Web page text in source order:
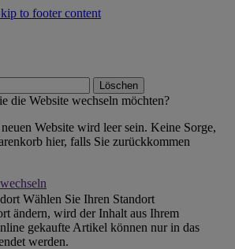
to footer content
Löschen
die Website wechseln möchten?
Website wird leer sein. Keine Sorge,
hier, falls Sie zurückkommen
Wählen Sie Ihren Standort
ändern, wird der Inhalt aus Ihrem
gekaufte Artikel können nur in das
werden.